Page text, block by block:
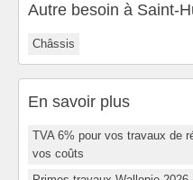
Autre besoin à Saint-
Châssis
En savoir plus
TVA 6% pour vos travaux de
vos coûts